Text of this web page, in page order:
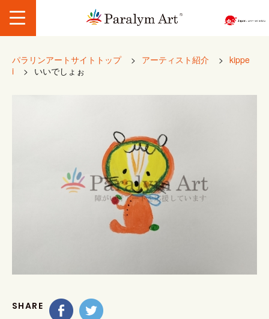
パラリンアートサイトトップ > アーティスト紹介 > kippe
i
> いいでしょぉ
SHARE